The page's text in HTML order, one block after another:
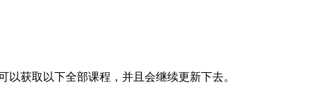
获取以下全部课程，并且会继续更新下去。